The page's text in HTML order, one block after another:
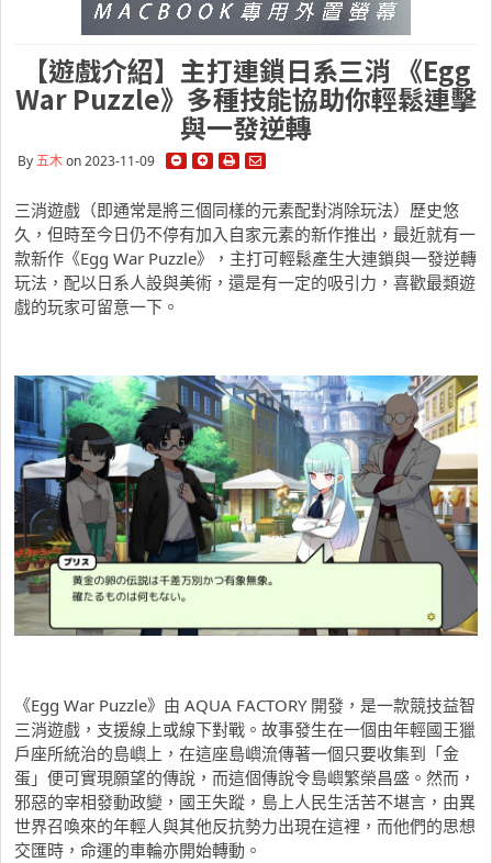
【遊戲介紹】主打連鎖日系三消 《Egg
War Puzzle》多種技能協助你輕鬆連擊
與一發逆轉
By五木on 2023-11-09
三消遊戲（即通常是將三個同樣的元素配對消除玩法）歷史悠
久，但時至今日仍不停有加入自家元素的新作推出，最近就有一
款新作《Egg War Puzzle》，主打可輕鬆產生大連鎖與一發逆轉
玩法，配以日系人設與美術，還是有一定的吸引力，喜歡最類遊
戲的玩家可留意一下。
《Egg War Puzzle》由 AQUA FACTORY 開發，是一款競技益智
三消遊戲，支援線上或線下對戰。故事發生在一個由年輕國王獵
戶座所統治的島嶼上，在這座島嶼流傳著一個只要收集到「金
蛋」便可實現願望的傳說，而這個傳說令島嶼繁榮昌盛。然而，
邪惡的宰相發動政變，國王失蹤，島上人民生活苦不堪言，由異
世界召喚來的年輕人與其他反抗勢力出現在這裡，而他們的思想
交匯時，命運的車輪亦開始轉動。